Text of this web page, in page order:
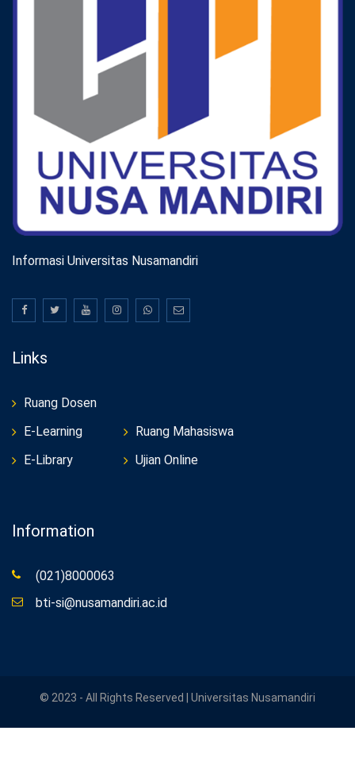
Informasi Universitas Nusamandiri
Links
Ruang Dosen
E-Learning
E-Library
Ruang Mahasiswa
Ujian Online
Information
(021)8000063
bti-si@nusamandiri.ac.id
© 2023 - All Rights Reserved | Universitas Nusamandiri